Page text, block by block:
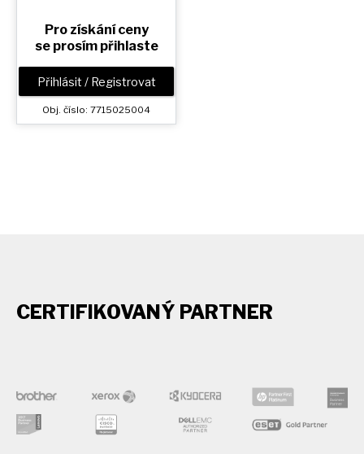
Pro získání ceny
se prosím přihlaste
Přihlásit / Registrovat
Obj. číslo: 7715025004
CERTIFIKOVANÝ PARTNER